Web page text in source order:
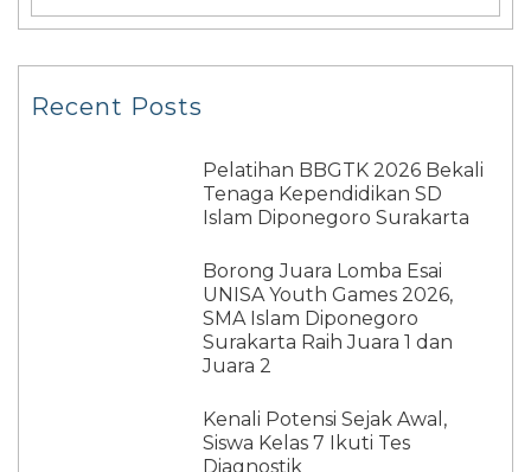
Recent Posts
Pelatihan BBGTK 2026 Bekali
Tenaga Kependidikan SD
Islam Diponegoro Surakarta
Borong Juara Lomba Esai
UNISA Youth Games 2026,
SMA Islam Diponegoro
Surakarta Raih Juara 1 dan
Juara 2
Kenali Potensi Sejak Awal,
Siswa Kelas 7 Ikuti Tes
Diagnostik